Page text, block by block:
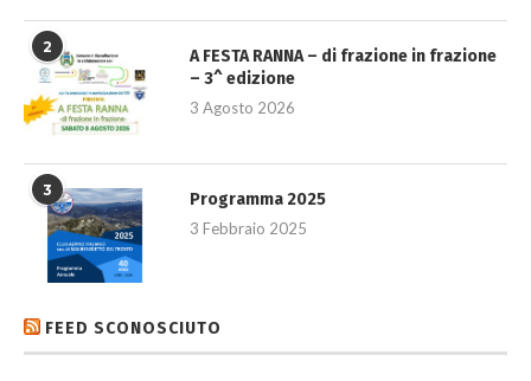
2
A FESTA RANNA – di frazione in frazione
– 3^ edizione
3 Agosto 2026
3
Programma 2025
3 Febbraio 2025
FEED SCONOSCIUTO